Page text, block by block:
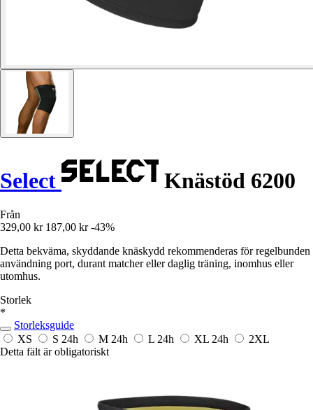
Select Knästöd 6200
Från
329,00 kr 187,00 kr -43%
Detta bekväma, skyddande knäskydd rekommenderas för regelbunden
användning port, durant matcher eller daglig träning, inomhus eller
utomhus.
Storlek
*
Storleksguide
XS
S 24h M 24h L 24h XL 24h
2XL
Detta fält är obligatoriskt